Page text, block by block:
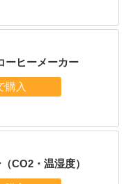
ーヒーメーカー
CO2・温湿度）